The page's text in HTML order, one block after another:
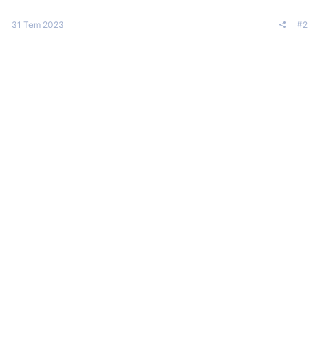
31 Tem 2023 #2